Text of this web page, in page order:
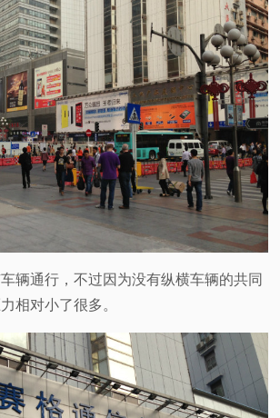
辆通行，不过因为没有纵横车辆的共同
相对小了很多。